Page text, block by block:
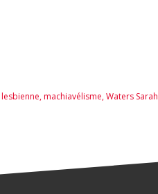
lesbienne,machiavélisme,Waters Sarah